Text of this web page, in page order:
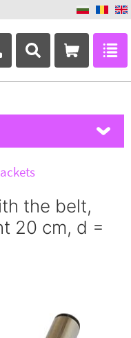
+359 882 346 063
the belt,
20 cm, d =